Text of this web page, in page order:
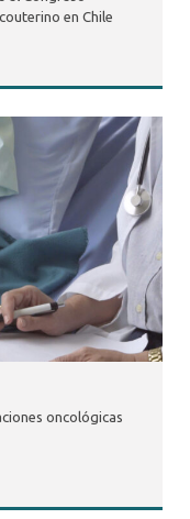
en Chile
oncológicas